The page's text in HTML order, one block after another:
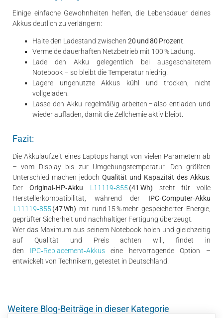
Einige einfache Gewohnheiten helfen, die Lebensdauer deines
Akkus deutlich zu verlängern:
Halte den Ladestand zwischen 20 und 80 Prozent.
Vermeide dauerhaften Netzbetrieb mit 100 % Ladung.
Lade den Akku gelegentlich bei ausgeschaltetem
Notebook – so bleibt die Temperatur niedrig.
Lagere ungenutzte Akkus kühl und trocken, nicht
vollgeladen.
Lasse den Akku regelmäßig arbeiten – also entladen und
wieder aufladen, damit die Zellchemie aktiv bleibt.
Fazit:
Die Akkulaufzeit eines Laptops hängt von vielen Parametern ab
– vom Display bis zur Umgebungstemperatur. Den größten
Unterschied machen jedoch Qualität und Kapazität des Akkus.
Der Original‑HP‑Akku L11119‑855 (41 Wh) steht für volle
Herstellerkompatibilität, während der IPC‑Computer‑Akku
L11119‑855 (47 Wh) mit rund 15 % mehr gespeicherter Energie,
geprüfter Sicherheit und nachhaltiger Fertigung überzeugt.
Wer das Maximum aus seinem Notebook holen und gleichzeitig
auf Qualität und Preis achten will, findet in
den IPC‑Replacement‑Akkuseine hervorragende Option –
entwickelt von Technikern, getestet in Deutschland.
Weitere Blog-Beiträge in dieser Kategorie